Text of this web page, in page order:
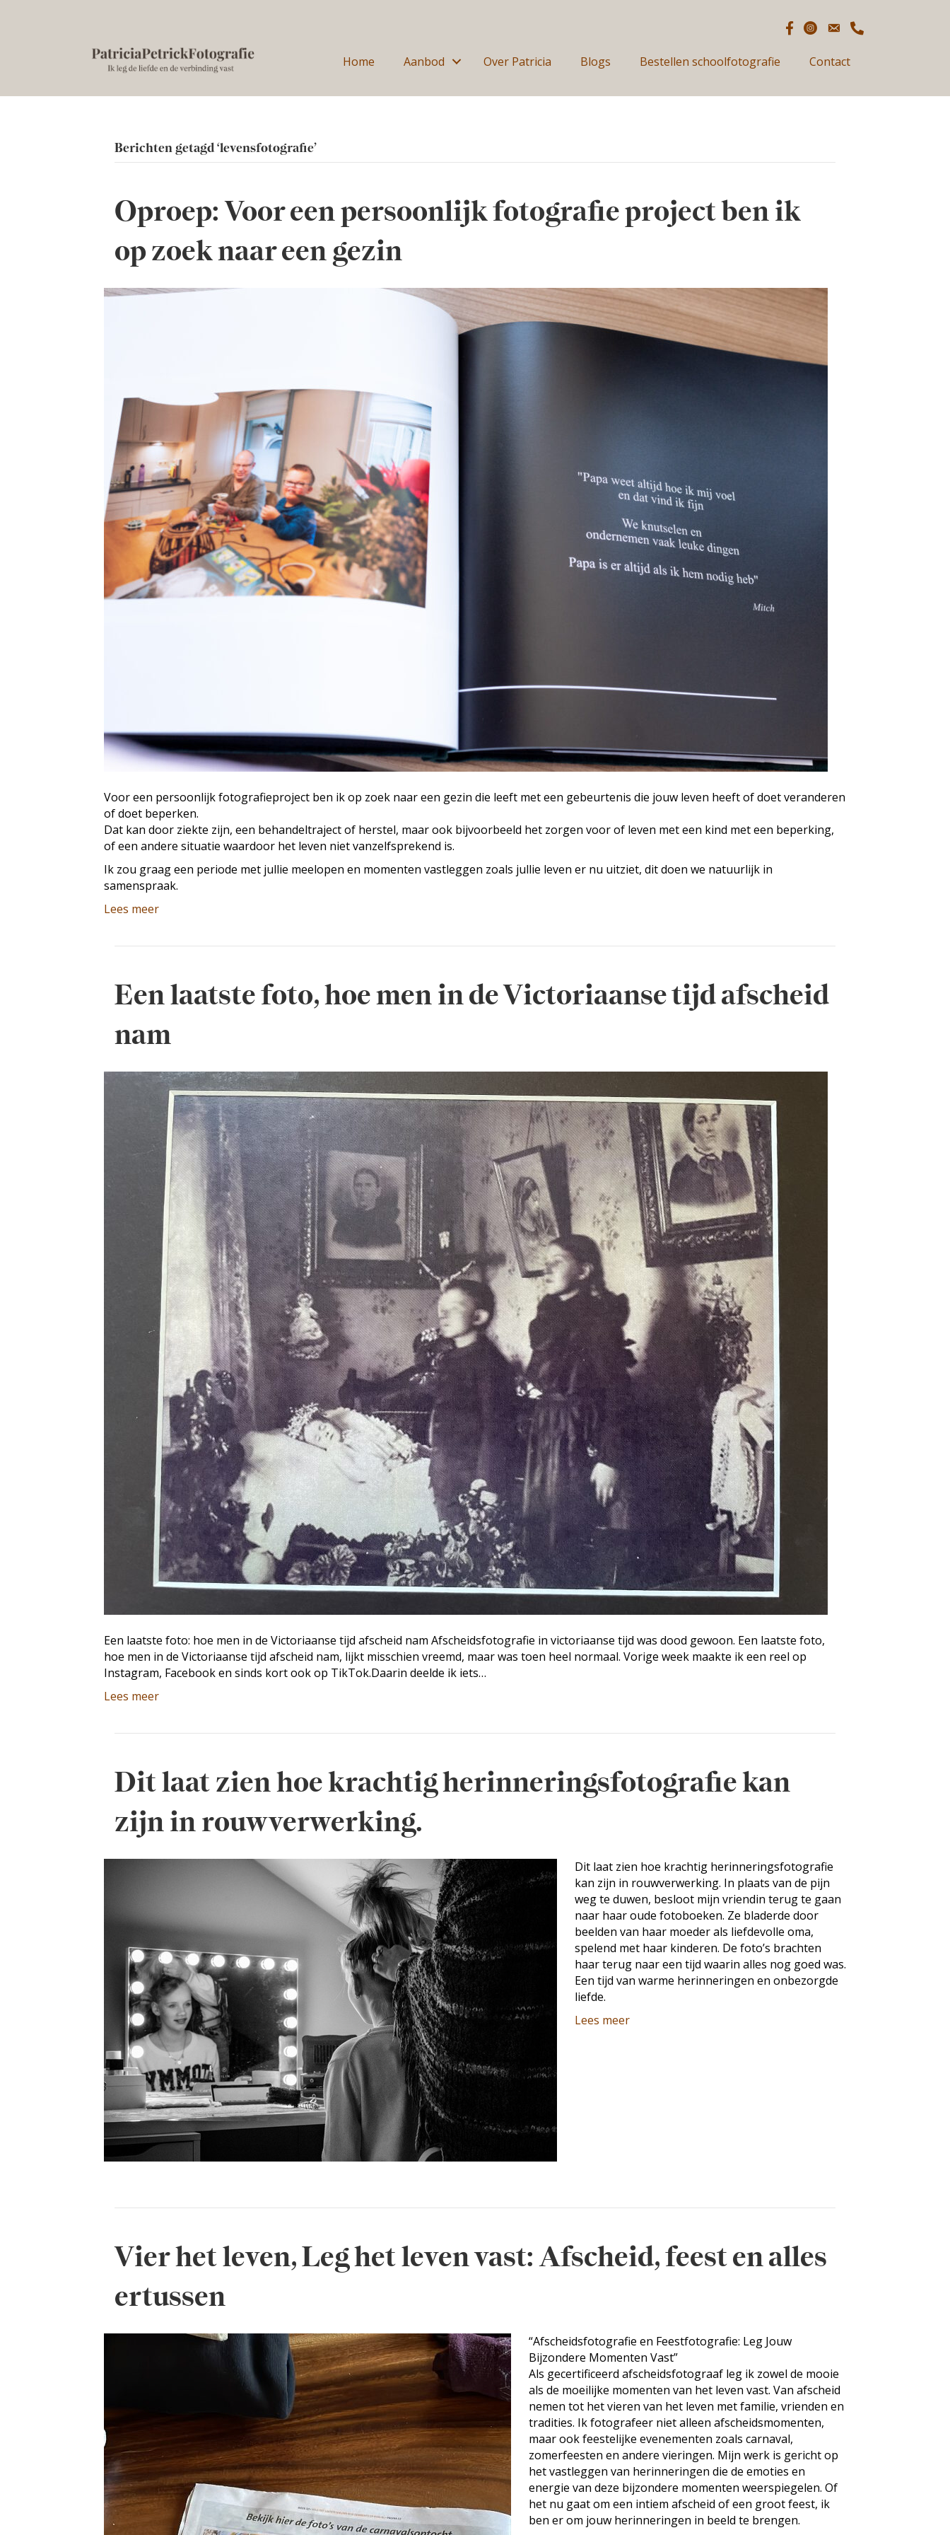
Home Aanbod Over Patricia Blogs Bestellen schoolfotografie Contact
Berichten getagd ‘levensfotografie’
Oproep: Voor een persoonlijk fotografie project ben ik
op zoek naar een gezin
Voor een persoonlijk fotografieproject ben ik op zoek naar een gezin die leeft met een gebeurtenis die jouw leven heeft of doet veranderen
of doet beperken.
Dat kan door ziekte zijn, een behandeltraject of herstel, maar ook bijvoorbeeld het zorgen voor of leven met een kind met een beperking,
of een andere situatie waardoor het leven niet vanzelfsprekend is.
Ik zou graag een periode met jullie meelopen en momenten vastleggen zoals jullie leven er nu uitziet, dit doen we natuurlijk in
samenspraak.
Lees meer
Een laatste foto, hoe men in de Victoriaanse tijd afscheid
nam
Een laatste foto: hoe men in de Victoriaanse tijd afscheid nam Afscheidsfotografie in victoriaanse tijd was dood gewoon. Een laatste foto,
hoe men in de Victoriaanse tijd afscheid nam, lijkt misschien vreemd, maar was toen heel normaal. Vorige week maakte ik een reel op
Instagram, Facebook en sinds kort ook op TikTok.Daarin deelde ik iets…
Lees meer
Dit laat zien hoe krachtig herinneringsfotografie kan
zijn in rouwverwerking.
Dit laat zien hoe krachtig herinneringsfotografie
kan zijn in rouwverwerking. In plaats van de pijn
weg te duwen, besloot mijn vriendin terug te gaan
naar haar oude fotoboeken. Ze bladerde door
beelden van haar moeder als liefdevolle oma,
spelend met haar kinderen. De foto’s brachten
haar terug naar een tijd waarin alles nog goed was.
Een tijd van warme herinneringen en onbezorgde
liefde.
Lees meer
Vier het leven, Leg het leven vast: Afscheid, feest en alles
ertussen
“Afscheidsfotografie en Feestfotografie: Leg Jouw
Bijzondere Momenten Vast”
Als gecertificeerd afscheidsfotograaf leg ik zowel de mooie
als de moeilijke momenten van het leven vast. Van afscheid
nemen tot het vieren van het leven met familie, vrienden en
tradities. Ik fotografeer niet alleen afscheidsmomenten,
maar ook feestelijke evenementen zoals carnaval,
zomerfeesten en andere vieringen. Mijn werk is gericht op
het vastleggen van herinneringen die de emoties en
energie van deze bijzondere momenten weerspiegelen. Of
het nu gaat om een intiem afscheid of een groot feest, ik
ben er om jouw herinneringen in beeld te brengen.